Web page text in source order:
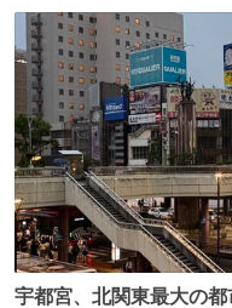
ト
数
数
宇都宮、北関東最大の